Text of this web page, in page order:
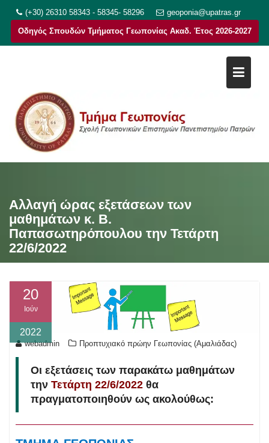
στο
περιεχόμενο
(+30) 26310 58343 - 58345- 58296 geoponia@upatras.gr
Οδηγός Σπουδών Τμήματος Γεωπονίας Ακαδ. Έτος 2026-2027
Αλλαγή ώρας εξετάσεων των
μαθημάτων κ. Β.
Παπασωτηρόπουλου την Τετάρτη
22/6/2022
20
Ιούν
2022
webadmin Προπτυχιακό πρώην Γεωπονίας (Αμαλιάδας)
Οι εξετάσεις των παρακάτω μαθημάτων
την Τετάρτη 22/6/2022 θα
πραγματοποιηθούν ως ακολούθως: